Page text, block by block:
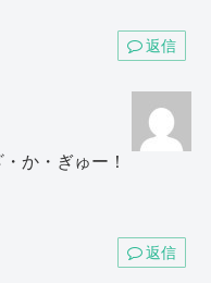
返信
か・ぎゅー！
返信